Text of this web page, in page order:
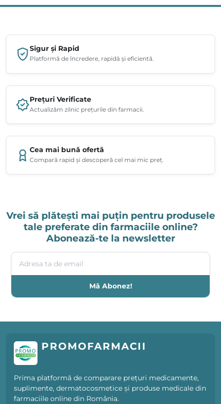
Sigur și Rapid
Platformă de încredere, rapidă și eficientă.
Prețuri Verificate
Actualizăm zilnic prețurile din farmacii.
Cea mai bună ofertă
Compară rapid și descoperă cel mai mic preț.
Vrei să plătești mai puțin pentru produsele
tale preferate din farmaciile online?
Abonează-te la newsletter
Adresa ta de email
Mă Abonez!
PROMOFARMACII
Prima platformă de comparare prețuri medicamente,
suplimente, dermatocosmetice și produse medicale din
farmaciile online din România.